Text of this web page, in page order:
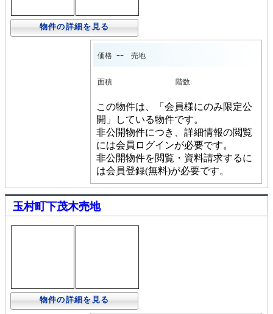
物件の詳細を見る
価格 -- 売地
面積 階数:
この物件は、「会員様にのみ限定公
開」している物件です。
非公開物件につき、詳細情報の閲覧
には会員ログインが必要です。
非公開物件を閲覧・資料請求するに
は会員登録(無料)が必要です。
玉村町下茂木売地
物件の詳細を見る